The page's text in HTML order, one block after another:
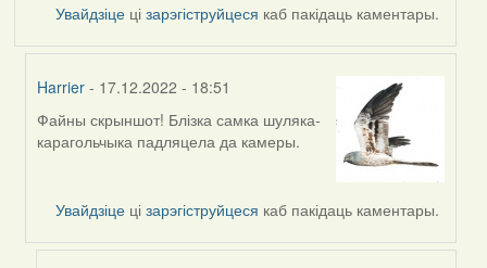
Увайдзіце цізарэгіструйцеся каб пакідаць каментары.
Harrier - 17.12.2022 - 18:51
In
reply
Peregrinus
Файны скрыншот! Блізка самка шуляка-
карагольчыка падляцела да камеры.
Увайдзіце цізарэгіструйцеся каб пакідаць каментары.